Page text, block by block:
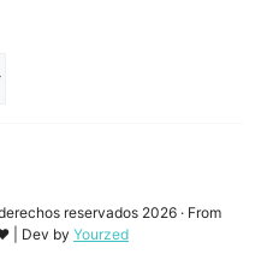
reservados 2026 · From
| Dev by Yourzed